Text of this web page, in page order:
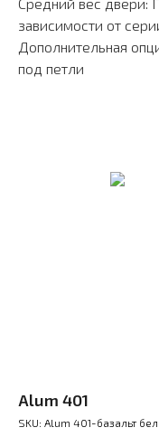
зависимости от
Дополнительная
под петли
Alum 401
SKU: Alum 401-базальт